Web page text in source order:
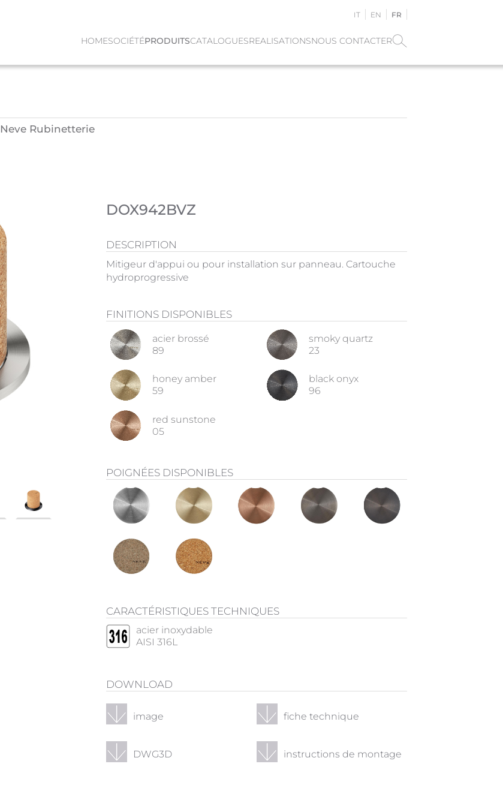
IT EN FR
HOMESOCIÉTÉPRODUITSCATALOGUESREALISATIONSNOUS CONTACTER
Neve Rubinetterie
DOX942BVZ
DESCRIPTION
Mitigeur d'appui ou pour installation sur panneau. Cartouche
hydroprogressive
FINITIONS DISPONIBLES
acier brossé
89
smoky quartz
23
honey amber
59
black onyx
96
red sunstone
05
POIGNÉES DISPONIBLES
CARACTÉRISTIQUES TECHNIQUES
acier inoxydable
AISI 316L
DOWNLOAD
image fiche technique
DWG3D instructions de montage